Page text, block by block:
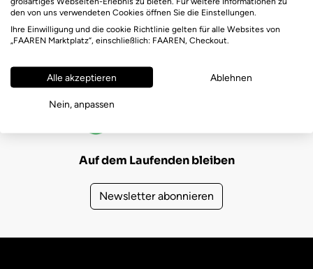
FAAREN Marktplatz Bewertungen
Auf dem Laufenden bleiben
Newsletter abonnieren
den von uns verwendeten Cookies öffnen Sie die Einstellungen.
Ihre Einwilligung und die cookie Richtlinie gelten für alle Websites von
„FAAREN Marktplatz“, einschließlich: FAAREN, Checkout.
Alle akzeptieren Ablehnen
Nein, anpassen